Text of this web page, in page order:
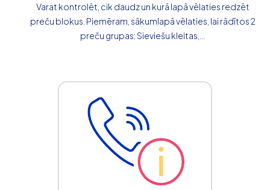
Varat kontrolēt, cik daudz un kurā lapā vēlaties redzēt
preču blokus. Piemēram, sākumlapā vēlaties, lai rādītos 2
preču grupas: Sieviešu kleitas,...